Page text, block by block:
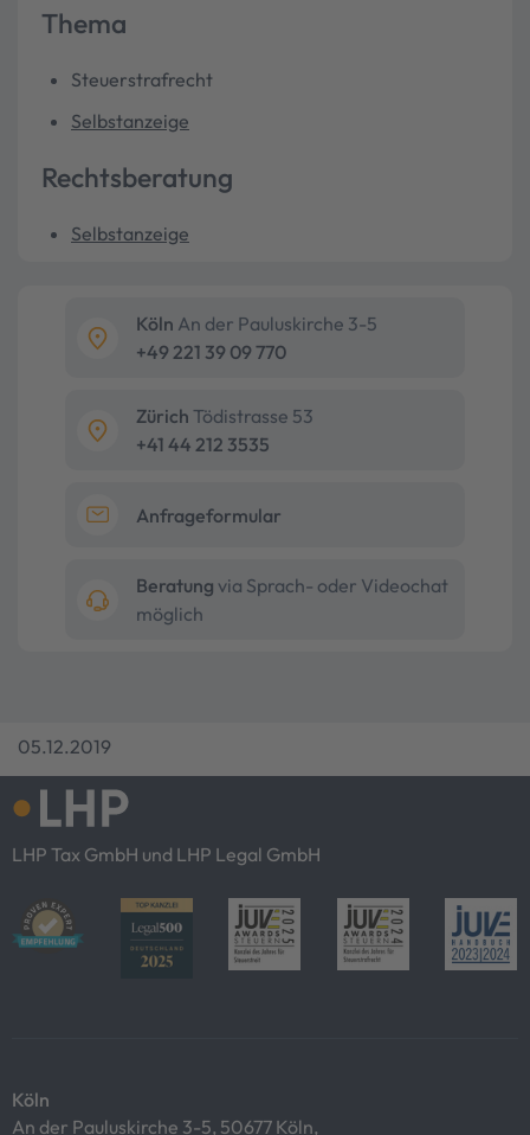
Thema
Steuerstrafrecht
Selbstanzeige
Rechtsberatung
Selbstanzeige
Köln An der Pauluskirche 3-5
+49 221 39 09 770
Zürich Tödistrasse 53
+41 44 212 3535
Anfrageformular
Beratung via Sprach- oder Videochat
möglich
05.12.2019
LHP Tax GmbH und LHP Legal GmbH
Köln
An der Pauluskirche 3-5, 50677 Köln,